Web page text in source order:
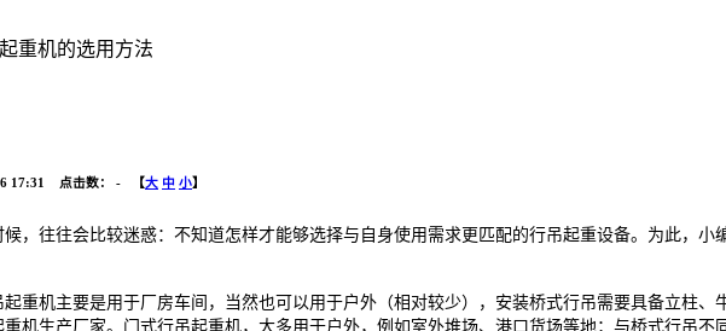
重机的选用方法
17:31 点击数： - 【大 中 小】
，往往会比较迷惑：不知道怎样才能够选择与自身使用需求更匹配的行吊起重设备。为此，
重机主要是用于厂房车间，当然也可以用于户外（相对较少），安装桥式行吊需要具备立柱
机生产厂家。门式行吊起重机，大多用于户外，例如室外堆场、港口货场等地；与桥式行吊